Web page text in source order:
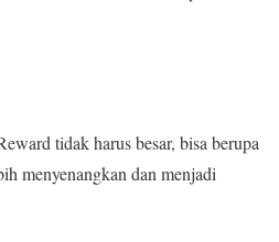
tidak harus besar, bisa berupa
menyenangkan dan menjadi